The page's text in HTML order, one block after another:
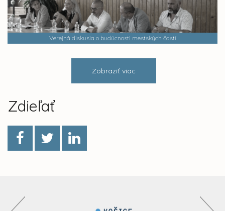
Verejná diskusia o budúcnosti mestských častí
Zobraziť viac
Zdieľať